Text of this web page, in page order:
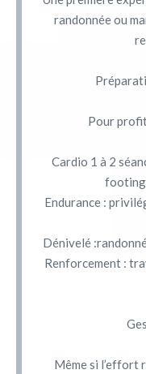
randonnée ou
Pour
Cardio 1 à 2
Endurance :
Dénivelé
Renforcement :
Même si l’effort